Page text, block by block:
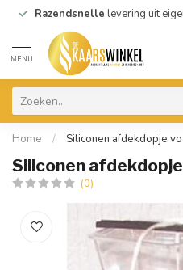
Razendsnelle levering uit
MENU
Home / Siliconen afdekdopje
Siliconen
(0)